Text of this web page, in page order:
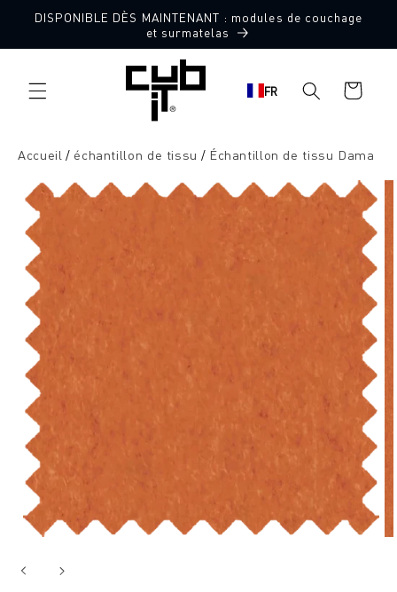
directement
DISPONIBLE DÈS MAINTENANT : modules de couchage
et surmatelas
FR
Panier
d'achat
Accueil échantillon de tissu Échantillon de tissu Dama
l'information
sur le
produit
10 échantillons de tissu gratuits